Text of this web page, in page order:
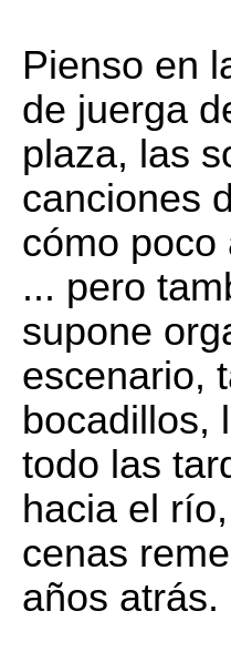
Pienso en
de juerga
plaza, las
canciones
cómo poco
... pero
supone
escenario,
bocadillos,
todo las
hacia el
cenas
años atrás.